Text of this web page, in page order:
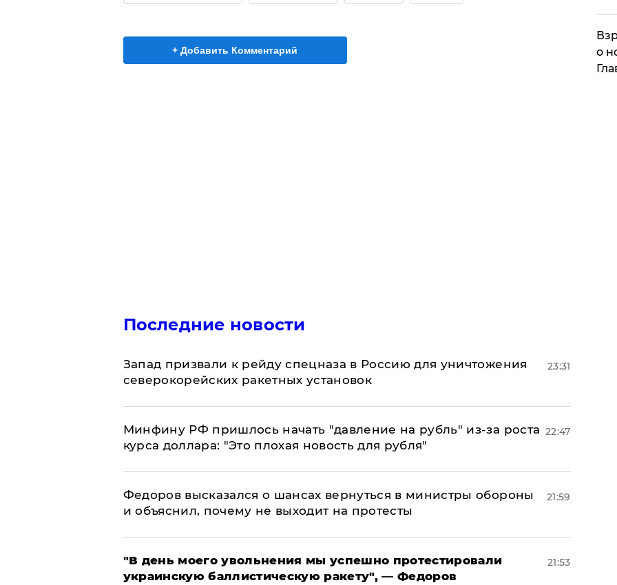
+ Добавить Комментарий
Последние новости
Запад призвали к рейду спецназа в Россию для уничтожения
северокорейских ракетных установок
23:31
Минфину РФ пришлось начать "давление на рубль" из-за роста
курса доллара: "Это плохая новость для рубля"
22:47
Федоров высказался о шансах вернуться в министры обороны
и объяснил, почему не выходит на протесты
21:59
​"В день моего увольнения мы успешно протестировали
украинскую баллистическую ракету", — Федоров
21:53
о